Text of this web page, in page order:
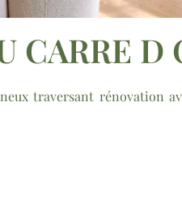
CARRE D
traversant rénovation